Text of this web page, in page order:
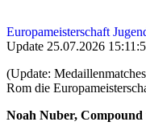
Europameisterschaft
Update 25.07.2026
(Update:
Rom die
Noah Nuber,